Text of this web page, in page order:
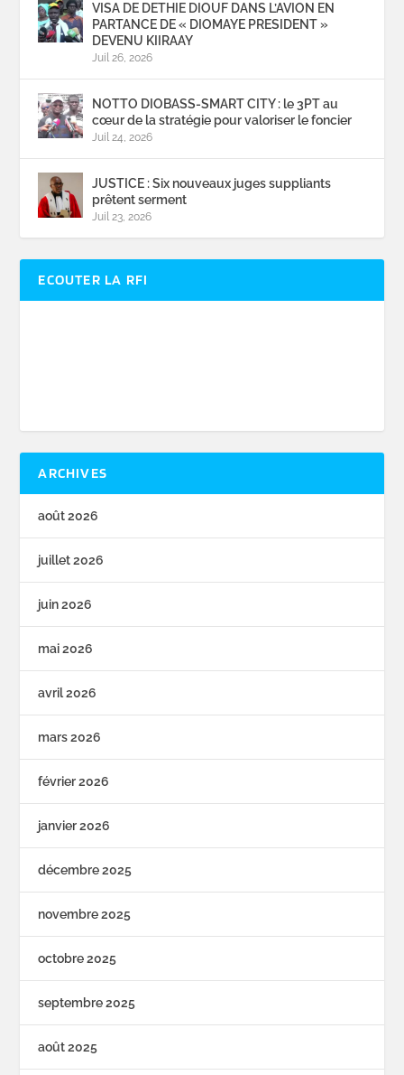
VISA DE DETHIE DIOUF DANS L’AVION EN
PARTANCE DE « DIOMAYE PRESIDENT »
DEVENU KIIRAAY
Juil 26, 2026
NOTTO DIOBASS-SMART CITY : le 3PT au
cœur de la stratégie pour valoriser le foncier
Juil 24, 2026
JUSTICE : Six nouveaux juges suppliants
prêtent serment
Juil 23, 2026
ECOUTER LA RFI
ARCHIVES
août 2026
juillet 2026
juin 2026
mai 2026
avril 2026
mars 2026
février 2026
janvier 2026
décembre 2025
novembre 2025
octobre 2025
septembre 2025
août 2025